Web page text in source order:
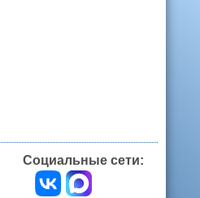
Социальные сети: